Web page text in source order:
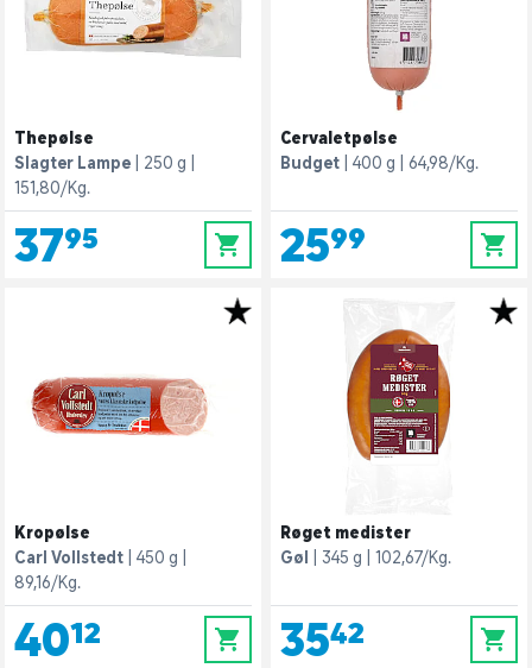
Thepølse
Slagter Lampe
250 g
151,80/Kg.
37,95 0
Cervaletpølse
Budget
400 g 64,98/Kg.
25,99 0
Kropølse
Carl Vollstedt
450 g
89,16/Kg.
40,12 0
Røget medister
Gøl
345 g 102,67/Kg.
35,42 0